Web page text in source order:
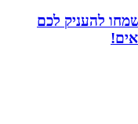
לכם